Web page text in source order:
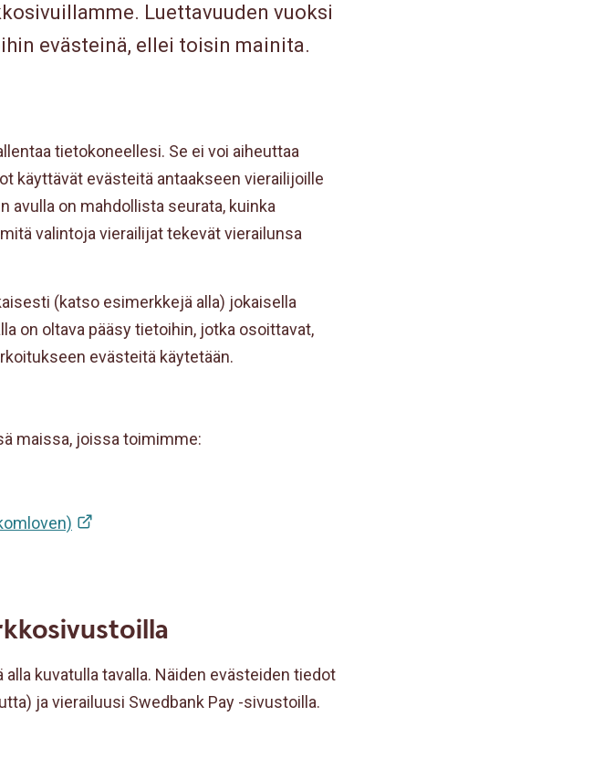
Luettavuuden vuoksi
evästeinä, ellei toisin mainita.
tietokoneellesi. Se ei voi aiheuttaa
käyttävät evästeitä antaakseen vierailijoille
avulla on mahdollista seurata, kuinka
valintoja vierailijat tekevät vierailunsa
(katso esimerkkejä alla) jokaisella
on oltava pääsy tietoihin, jotka osoittavat,
evästeitä käytetään.
maissa, joissa toimimme:
kuvatulla tavalla. Näiden evästeiden tiedot
ja vierailuusi Swedbank Pay -sivustoilla.